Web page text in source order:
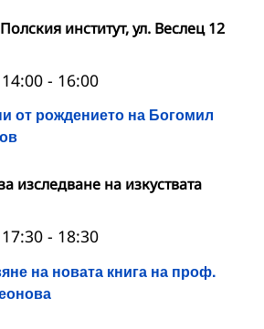
институт, ул. Веслец 12
от рождението на Богомил
- 16:00
изследване на изкуствата
на новата книга на проф.
- 18:30